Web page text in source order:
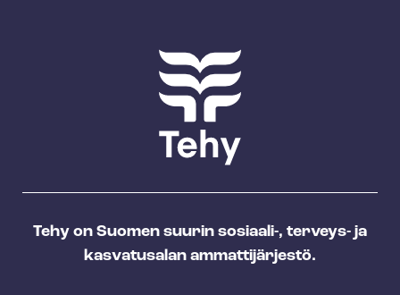
Tehy on Suomen suurin sosiaali-, terveys- ja
kasvatusalan ammattijärjestö.